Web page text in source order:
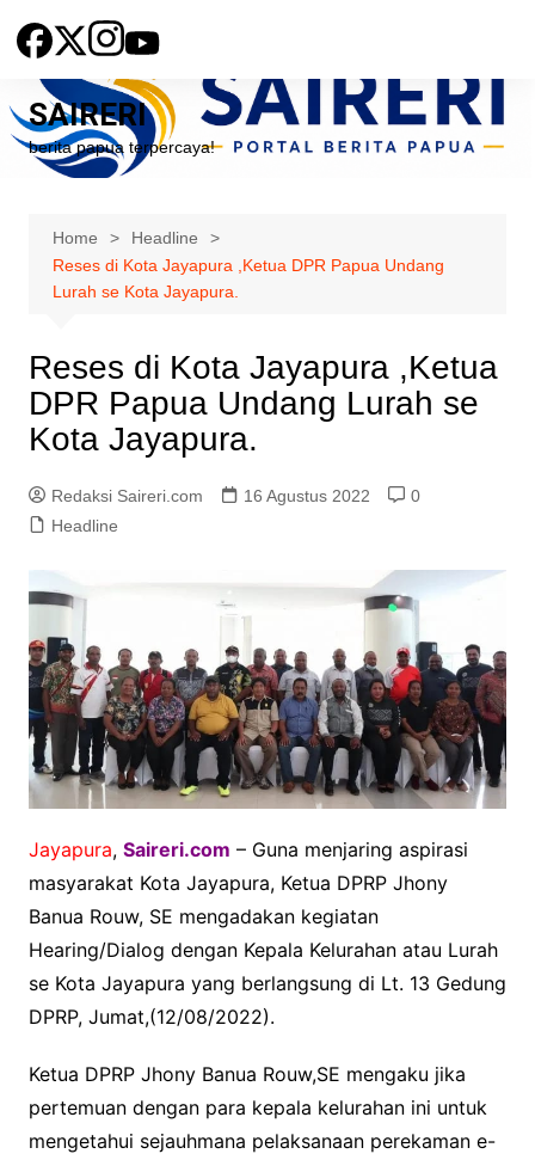
SAIRERI
berita papua terpercaya!
Home
Headline
Reses di Kota Jayapura ,Ketua DPR Papua Undang
Lurah se Kota Jayapura.
Reses di Kota Jayapura ,Ketua
DPR Papua Undang Lurah se
Kota Jayapura.
Redaksi Saireri.com 16 Agustus 2022
0
Headline
Jayapura, Saireri.com – Guna menjaring aspirasi
masyarakat Kota Jayapura, Ketua DPRP Jhony
Banua Rouw, SE mengadakan kegiatan
Hearing/Dialog dengan Kepala Kelurahan atau Lurah
se Kota Jayapura yang berlangsung di Lt. 13 Gedung
DPRP, Jumat,(12/08/2022).
Ketua DPRP Jhony Banua Rouw,SE mengaku jika
pertemuan dengan para kepala kelurahan ini untuk
mengetahui sejauhmana pelaksanaan perekaman e-